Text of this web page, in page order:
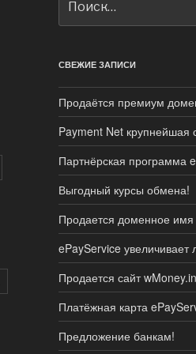
СВЕЖИЕ ЗАПИСИ
Продаётся премиум
Payment Net крупнейшая
Партнёрская программа
Выгодный курсы обмена!
Продается доменное имя
ePayService увеличивает
Продается сайт
Платёжная карта
Предложение банкам!